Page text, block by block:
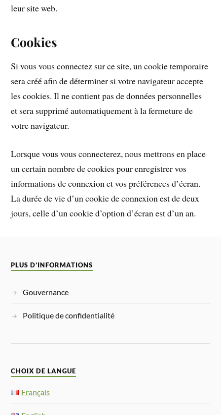
leur site web.
Cookies
Si vous vous connectez sur ce site, un cookie temporaire
sera créé afin de déterminer si votre navigateur accepte
les cookies. Il ne contient pas de données personnelles
et sera supprimé automatiquement à la fermeture de
votre navigateur.
Lorsque vous vous connecterez, nous mettrons en place
un certain nombre de cookies pour enregistrer vos
informations de connexion et vos préférences d’écran.
La durée de vie d’un cookie de connexion est de deux
jours, celle d’un cookie d’option d’écran est d’un an.
PLUS D’INFORMATIONS
Gouvernance
Politique de confidentialité
CHOIX DE LANGUE
Français